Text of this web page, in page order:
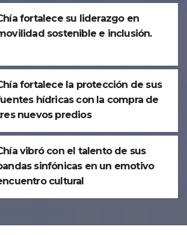
fortalece su liderazgo en
sostenible e inclusión.
fortalece la protección de sus
hídricas con la compra de
nuevos predios
vibró con el talento de sus
sinfónicas en un emotivo
cultural